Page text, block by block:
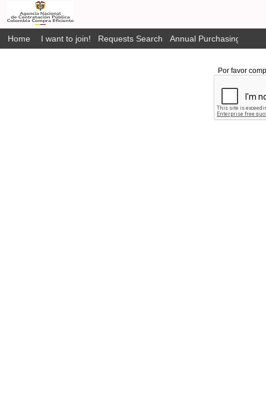
Home I want to join! Requests Search Annual Purchasing Plan
Por favor